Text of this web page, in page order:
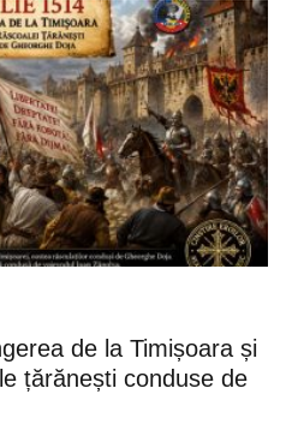
de la Timișoara și
țărănești conduse de